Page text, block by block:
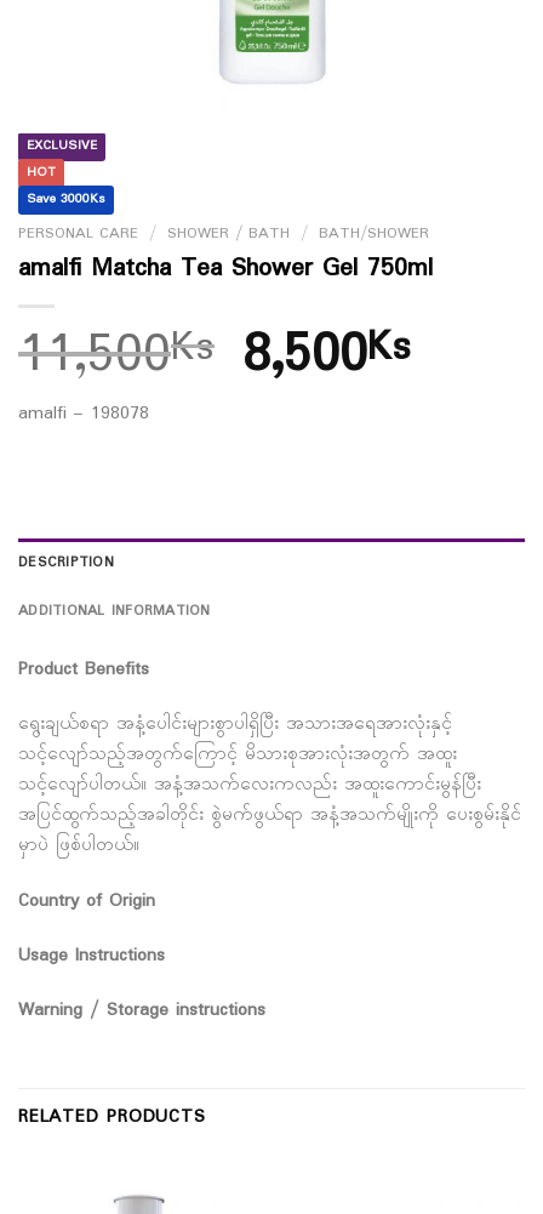
EXCLUSIVE
HOT
Save 3000Ks
PERSONAL CARE / SHOWER / BATH / BATH/SHOWER
amalfi Matcha Tea Shower Gel 750ml
11,500Ks 8,500Ks
amalfi – 198078
DESCRIPTION
ADDITIONAL INFORMATION
Product Benefits
ရွေးချယ်စရာ အနံ့ပေါင်းများစွာပါရှိပြီး အသားအရေအားလုံးနှင့်
သင့်လျော်သည့်အတွက်ကြောင့် မိသားစုအားလုံးအတွက် အထူး
သင့်လျော်ပါတယ်။ အနံ့အသက်လေးကလည်း အထူးကောင်းမွန်ပြီး
အပြင်ထွက်သည့်အခါတိုင်း စွဲမက်ဖွယ်ရာ အနံ့အသက်မျိုးကို ပေးစွမ်းနိုင်
မှာပဲ ဖြစ်ပါတယ်။
Country of Origin
Usage Instructions
Warning / Storage instructions
RELATED PRODUCTS